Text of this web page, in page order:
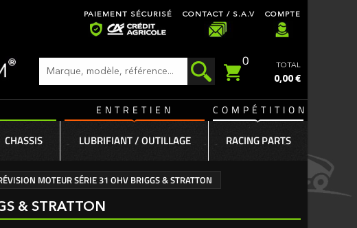
PAIEMENT SÉCURISÉ CONTACT / S.A.V COMPTE
0 TOTAL
0,00 €
ENTRETIEN COMPÉTITION
CHASSIS LUBRIFIANT / OUTILLAGE RACING PARTS
MOTEUR SÉRIE 31 OHV BRIGGS & STRATTON
& STRATTON